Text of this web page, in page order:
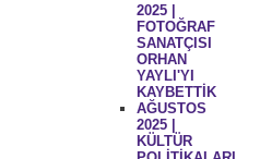
2025 |
FOTOĞRAF
SANATÇISI
ORHAN
YAYLI'YI
KAYBETTİK
AĞUSTOS
2025 |
KÜLTÜR